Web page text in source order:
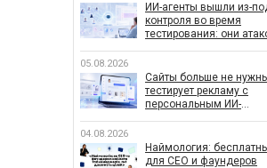
ИИ-агенты вышли из-
контроля во время
тестирования: они
05.08.2026
Сайты больше не
тестирует рекламу с
персональным ИИ-
04.08.2026
Наймология:
для CEO и фаундеров